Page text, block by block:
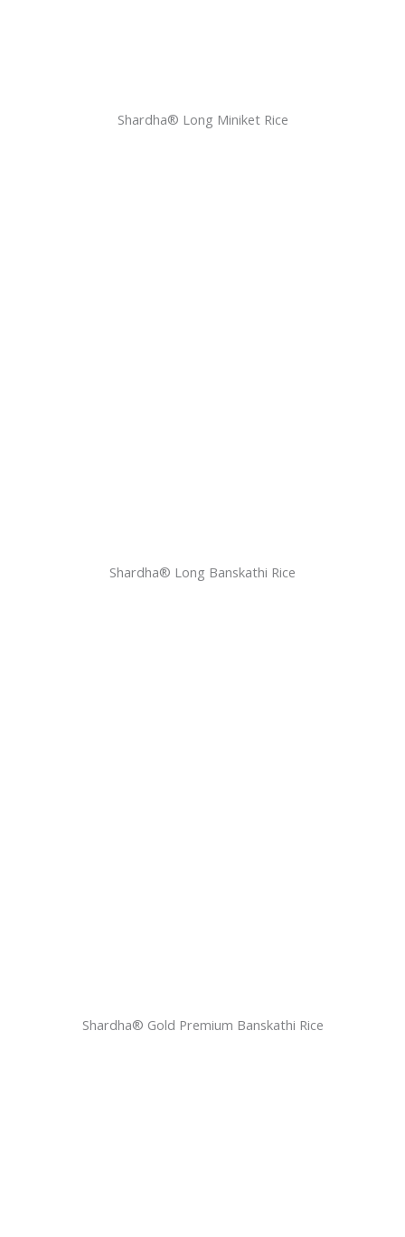
Shardha®️ Long Miniket Rice
Shardha®️ Long Banskathi Rice
Shardha®️ Gold Premium Banskathi Rice